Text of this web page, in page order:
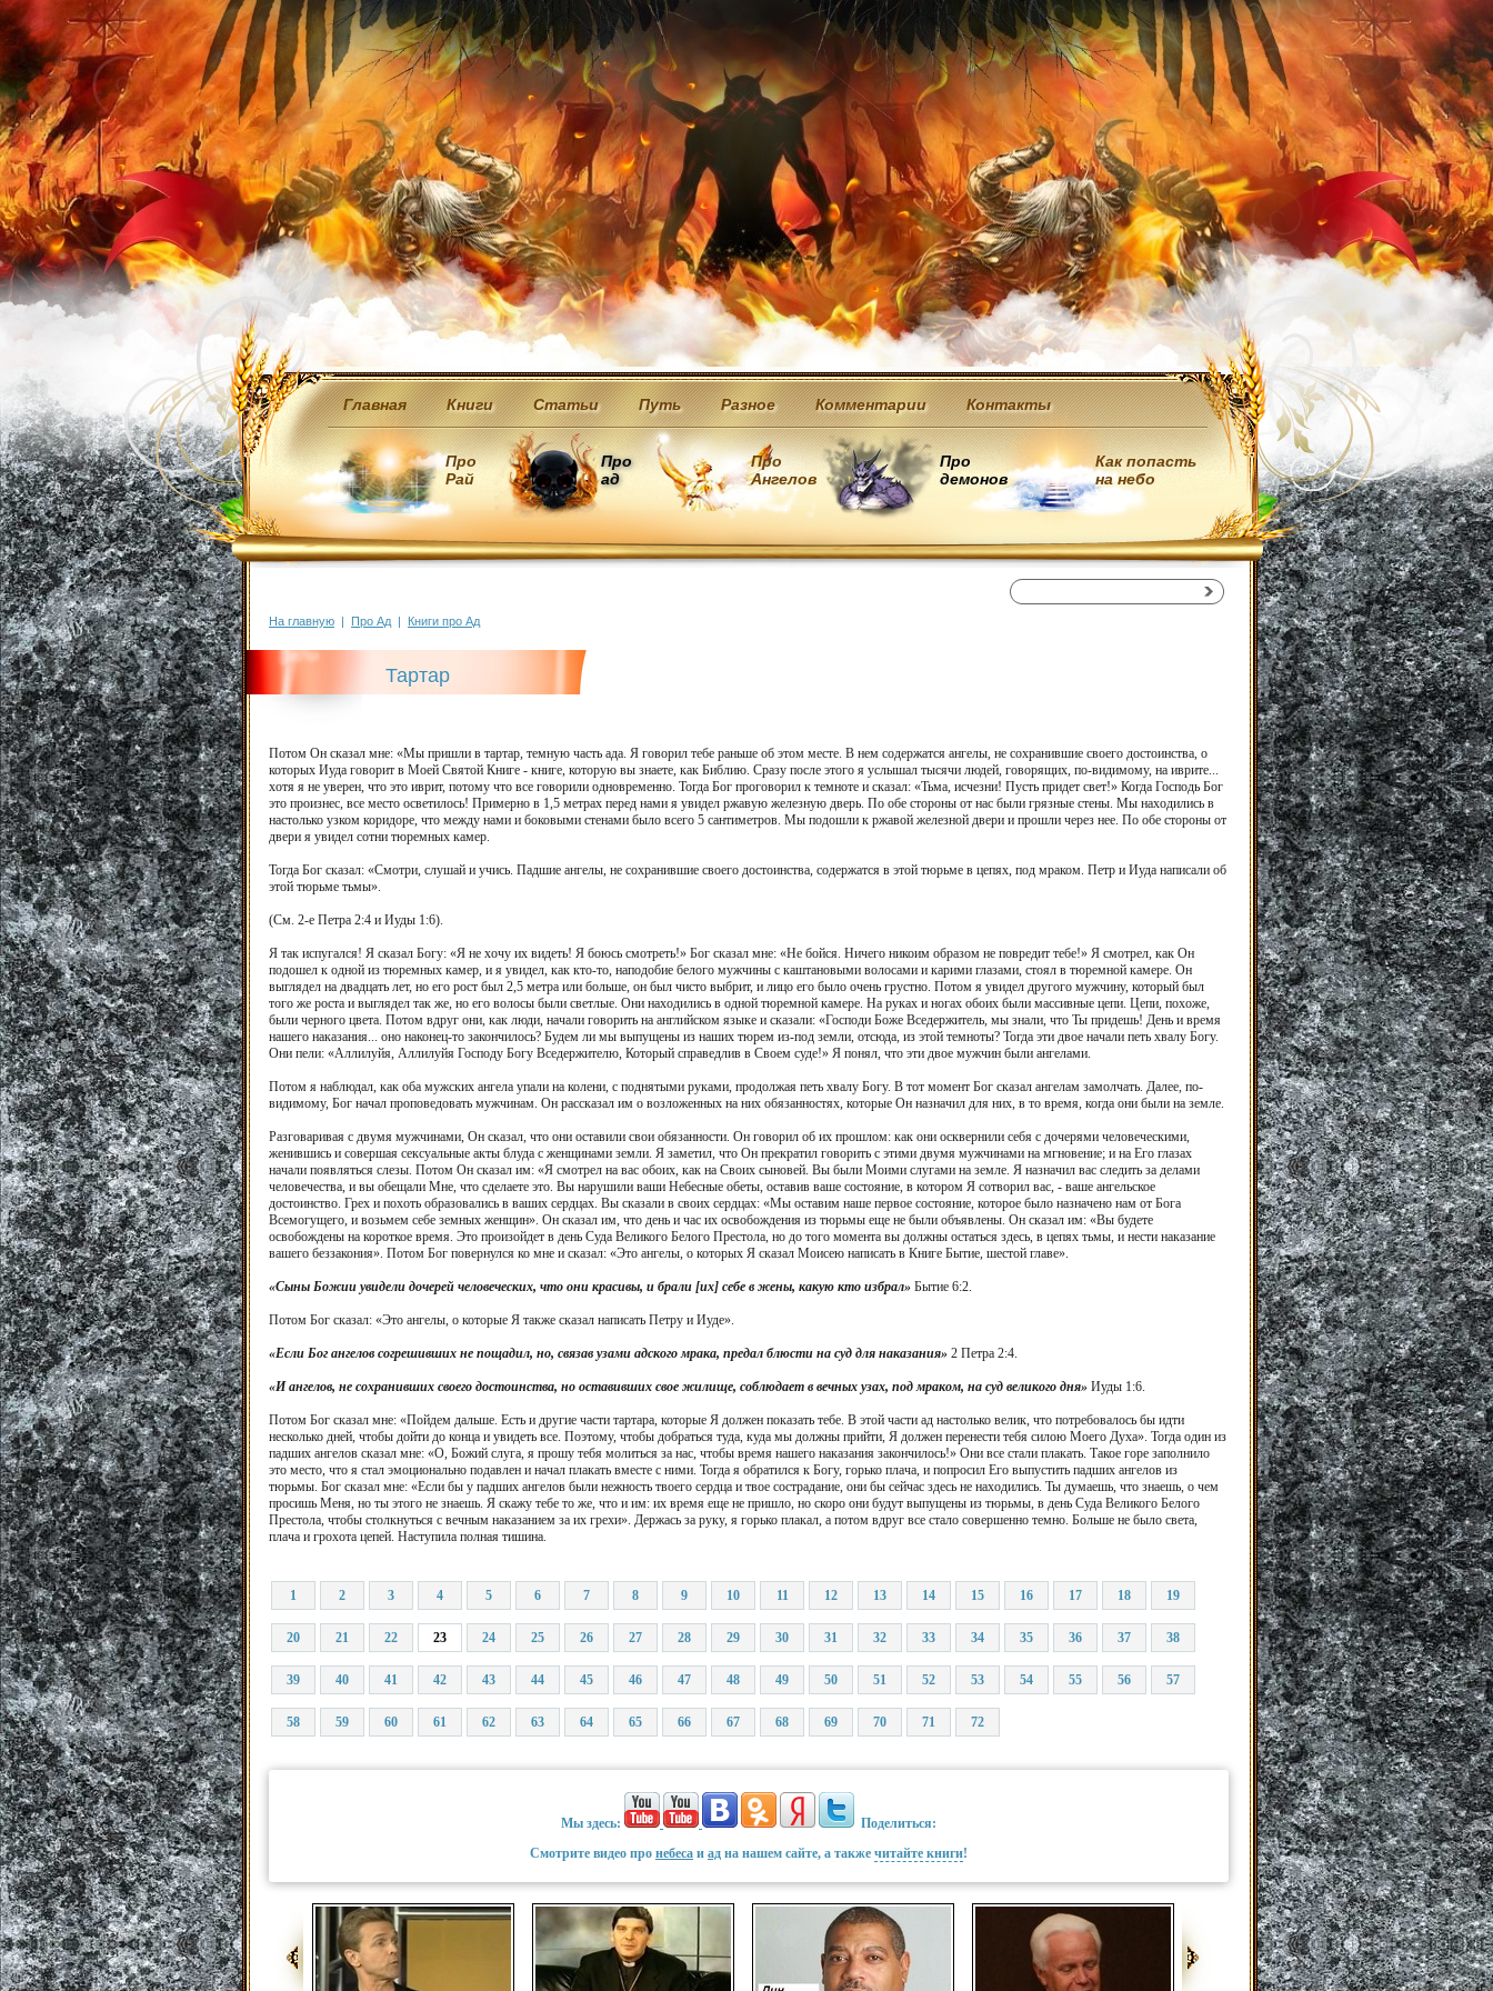
Главная Книги Статьи Путь Разное Комментарии Контакты
Про
Рай
Про
ад
Про
Ангелов
Про
демонов
Как попасть
на небо
На главную | Про Ад | Книги про Ад
Тартар
Потом Он сказал мне: «Мы пришли в тартар, темную часть ада. Я говорил тебе раньше об этом месте. В нем содержатся ангелы, не сохранившие своего достоинства, о
которых Иуда говорит в Моей Святой Книге - книге, которую вы знаете, как Библию. Сразу после этого я услышал тысячи людей, говорящих, по-видимому, на иврите...
хотя я не уверен, что это иврит, потому что все говорили одновременно. Тогда Бог проговорил к темноте и сказал: «Тьма, исчезни! Пусть придет свет!» Когда Господь Бог
это произнес, все место осветилось! Примерно в 1,5 метрах перед нами я увидел ржавую железную дверь. По обе стороны от нас были грязные стены. Мы находились в
настолько узком коридоре, что между нами и боковыми стенами было всего 5 сантиметров. Мы подошли к ржавой железной двери и прошли через нее. По обе стороны от
двери я увидел сотни тюремных камер.
Тогда Бог сказал: «Смотри, слушай и учись. Падшие ангелы, не сохранившие своего достоинства, содержатся в этой тюрьме в цепях, под мраком. Петр и Иуда написали об
этой тюрьме тьмы».
(См. 2-е Петра 2:4 и Иуды 1:6).
Я так испугался! Я сказал Богу: «Я не хочу их видеть! Я боюсь смотреть!» Бог сказал мне: «Не бойся. Ничего никоим образом не повредит тебе!» Я смотрел, как Он
подошел к одной из тюремных камер, и я увидел, как кто-то, наподобие белого мужчины с каштановыми волосами и карими глазами, стоял в тюремной камере. Он
выглядел на двадцать лет, но его рост был 2,5 метра или больше, он был чисто выбрит, и лицо его было очень грустно. Потом я увидел другого мужчину, который был
того же роста и выглядел так же, но его волосы были светлые. Они находились в одной тюремной камере. На руках и ногах обоих были массивные цепи. Цепи, похоже,
были черного цвета. Потом вдруг они, как люди, начали говорить на английском языке и сказали: «Господи Боже Вседержитель, мы знали, что Ты придешь! День и время
нашего наказания... оно наконец-то закончилось? Будем ли мы выпущены из наших тюрем из-под земли, отсюда, из этой темноты? Тогда эти двое начали петь хвалу Богу.
Они пели: «Аллилуйя, Аллилуйя Господу Богу Вседержителю, Который справедлив в Своем суде!» Я понял, что эти двое мужчин были ангелами.
Потом я наблюдал, как оба мужских ангела упали на колени, с поднятыми руками, продолжая петь хвалу Богу. В тот момент Бог сказал ангелам замолчать. Далее, по-
видимому, Бог начал проповедовать мужчинам. Он рассказал им о возложенных на них обязанностях, которые Он назначил для них, в то время, когда они были на земле.
Разговаривая с двумя мужчинами, Он сказал, что они оставили свои обязанности. Он говорил об их прошлом: как они осквернили себя с дочерями человеческими,
женившись и совершая сексуальные акты блуда с женщинами земли. Я заметил, что Он прекратил говорить с этими двумя мужчинами на мгновение; и на Его глазах
начали появляться слезы. Потом Он сказал им: «Я смотрел на вас обоих, как на Своих сыновей. Вы были Моими слугами на земле. Я назначил вас следить за делами
человечества, и вы обещали Мне, что сделаете это. Вы нарушили ваши Небесные обеты, оставив ваше состояние, в котором Я сотворил вас, - ваше ангельское
достоинство. Грех и похоть образовались в ваших сердцах. Вы сказали в своих сердцах: «Мы оставим наше первое состояние, которое было назначено нам от Бога
Всемогущего, и возьмем себе земных женщин». Он сказал им, что день и час их освобождения из тюрьмы еще не были объявлены. Он сказал им: «Вы будете
освобождены на короткое время. Это произойдет в день Суда Великого Белого Престола, но до того момента вы должны остаться здесь, в цепях тьмы, и нести наказание
вашего беззакония». Потом Бог повернулся ко мне и сказал: «Это ангелы, о которых Я сказал Моисею написать в Книге Бытие, шестой главе».
«Сыны Божии увидели дочерей человеческих, что они красивы, и брали [их] себе в жены, какую кто избрал» Бытие 6:2.
Потом Бог сказал: «Это ангелы, о которые Я также сказал написать Петру и Иуде».
«Если Бог ангелов согрешивших не пощадил, но, связав узами адского мрака, предал блюсти на суд для наказания» 2 Петра 2:4.
«И ангелов, не сохранивших своего достоинства, но оставивших свое жилище, соблюдает в вечных узах, под мраком, на суд великого дня» Иуды 1:6.
Потом Бог сказал мне: «Пойдем дальше. Есть и другие части тартара, которые Я должен показать тебе. В этой части ад настолько велик, что потребовалось бы идти
несколько дней, чтобы дойти до конца и увидеть все. Поэтому, чтобы добраться туда, куда мы должны прийти, Я должен перенести тебя силою Моего Духа». Тогда один из
падших ангелов сказал мне: «О, Божий слуга, я прошу тебя молиться за нас, чтобы время нашего наказания закончилось!» Они все стали плакать. Такое горе заполнило
это место, что я стал эмоционально подавлен и начал плакать вместе с ними. Тогда я обратился к Богу, горько плача, и попросил Его выпустить падших ангелов из
тюрьмы. Бог сказал мне: «Если бы у падших ангелов были нежность твоего сердца и твое сострадание, они бы сейчас здесь не находились. Ты думаешь, что знаешь, о чем
просишь Меня, но ты этого не знаешь. Я скажу тебе то же, что и им: их время еще не пришло, но скоро они будут выпущены из тюрьмы, в день Суда Великого Белого
Престола, чтобы столкнуться с вечным наказанием за их грехи». Держась за руку, я горько плакал, а потом вдруг все стало совершенно темно. Больше не было света,
плача и грохота цепей. Наступила полная тишина.
1 2 3 4 5 6 7 8 9 10 11 12 13 14 15 16 17 18 19
20 21 22 23 24 25 26 27 28 29 30 31 32 33 34 35 36 37 38
39 40 41 42 43 44 45 46 47 48 49 50 51 52 53 54 55 56 57
58 59 60 61 62 63 64 65 66 67 68 69 70 71 72
Мы здесь:
Поделиться:
Смотрите видео про небеса и ад на нашем сайте, а также читайте книги!